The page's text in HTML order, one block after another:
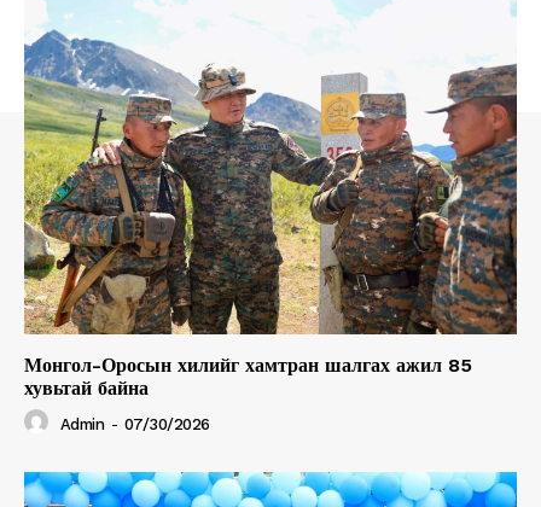
Монгол-Оросын хилийг хамтран шалгах ажил 85
хувьтай байна
Admin - 07/30/2026